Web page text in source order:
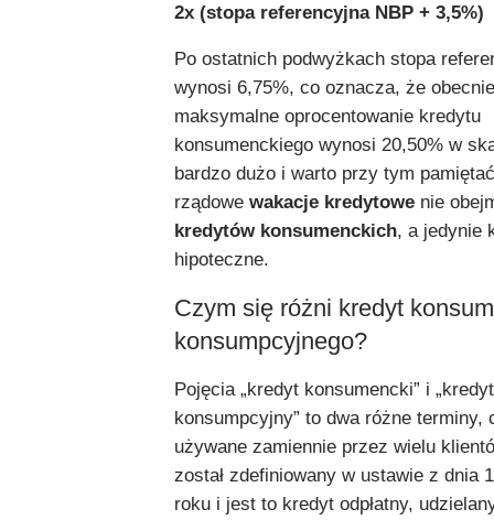
2x (stopa referencyjna NBP + 3,5%)
Po ostatnich podwyżkach stopa
wynosi 6,75%, co oznacza, że obecnie
maksymalne oprocentowanie kredytu
konsumenckiego wynosi 20,50% w
bardzo dużo i warto przy tym
rządowe wakacje kredytowe nie
kredytów konsumenckich, a jedynie
hipoteczne.
Czym się różni kredyt
konsumpcyjnego?
Pojęcia „kredyt konsumencki” i „kredyt
konsumpcyjny” to dwa różne terminy,
używane zamiennie przez wielu
został zdefiniowany w ustawie z dnia
roku i jest to kredyt odpłatny,